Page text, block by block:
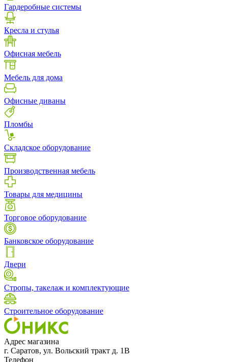
Гардеробные системы
Кресла и стулья
Офисная мебель
Мебель для дома
Офисные диваны
Пломбы
Складское оборудование
Производственная мебель
Товары для медицины
Торговое оборудование
Банковское оборудование
Двери
Стропы, такелаж и комплектующие
Строительное оборудование
Адрес магазина
г. Саратов, ул. Вольский тракт д. 1В
Телефон